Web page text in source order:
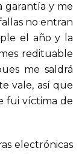
garantía y me
no entran
el año y la
redituable
me saldrá
vale, así que
fui víctima de
electrónicas